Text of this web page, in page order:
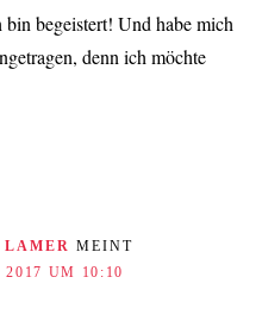
begeistert! Und habe mich
denn ich möchte
MEINT
2017 UM 10:10